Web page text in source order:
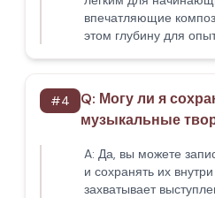
впечатляющие
этом глубину для
#4 Q: Могу ли я
музыкальные
A: Да, вы можете
и сохранять их
захватывает